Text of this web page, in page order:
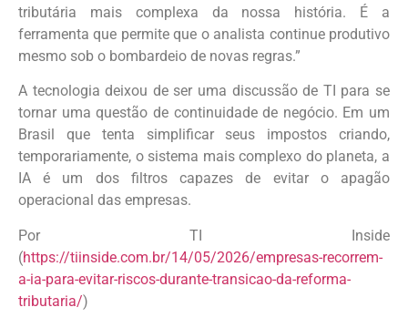
tributária mais complexa da nossa história. É a
ferramenta que permite que o analista continue produtivo
mesmo sob o bombardeio de novas regras.”
A tecnologia deixou de ser uma discussão de TI para se
tornar uma questão de continuidade de negócio. Em um
Brasil que tenta simplificar seus impostos criando,
temporariamente, o sistema mais complexo do planeta, a
IA é um dos filtros capazes de evitar o apagão
operacional das empresas.
Por TI Inside
(https://tiinside.com.br/14/05/2026/empresas-recorrem-
a-ia-para-evitar-riscos-durante-transicao-da-reforma-
tributaria/)